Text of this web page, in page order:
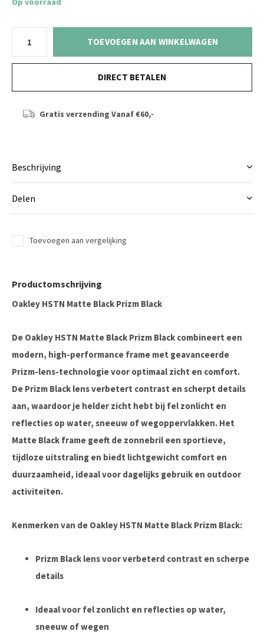
TOEVOEGEN AAN WINKELWAGEN
DIRECT BETALEN
Gratis verzending Vanaf €60,-
Beschrijving
Delen
Toevoegen aan vergelijking
Productomschrijving
Oakley HSTN Matte Black Prizm Black
De Oakley HSTN Matte Black Prizm Black combineert een
modern, high-performance frame met geavanceerde
Prizm-lens-technologie voor optimaal zicht en comfort.
De Prizm Black lens verbetert contrast en scherpt details
aan, waardoor je helder zicht hebt bij fel zonlicht en
reflecties op water, sneeuw of wegoppervlakken. Het
Matte Black frame geeft de zonnebril een sportieve,
tijdloze uitstraling en biedt lichtgewicht comfort en
duurzaamheid, ideaal voor dagelijks gebruik en outdoor
activiteiten.
Kenmerken van de Oakley HSTN Matte Black Prizm Black:
Prizm Black lens voor verbeterd contrast en scherpe
details
Ideaal voor fel zonlicht en reflecties op water,
sneeuw of wegen